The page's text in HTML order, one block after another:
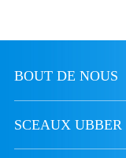
BOUT DE NOUS
SCEAUX UBBER